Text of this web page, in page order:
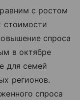
с ростом
стоимости
спроса
в октябре
для семей
регионов.
спроса